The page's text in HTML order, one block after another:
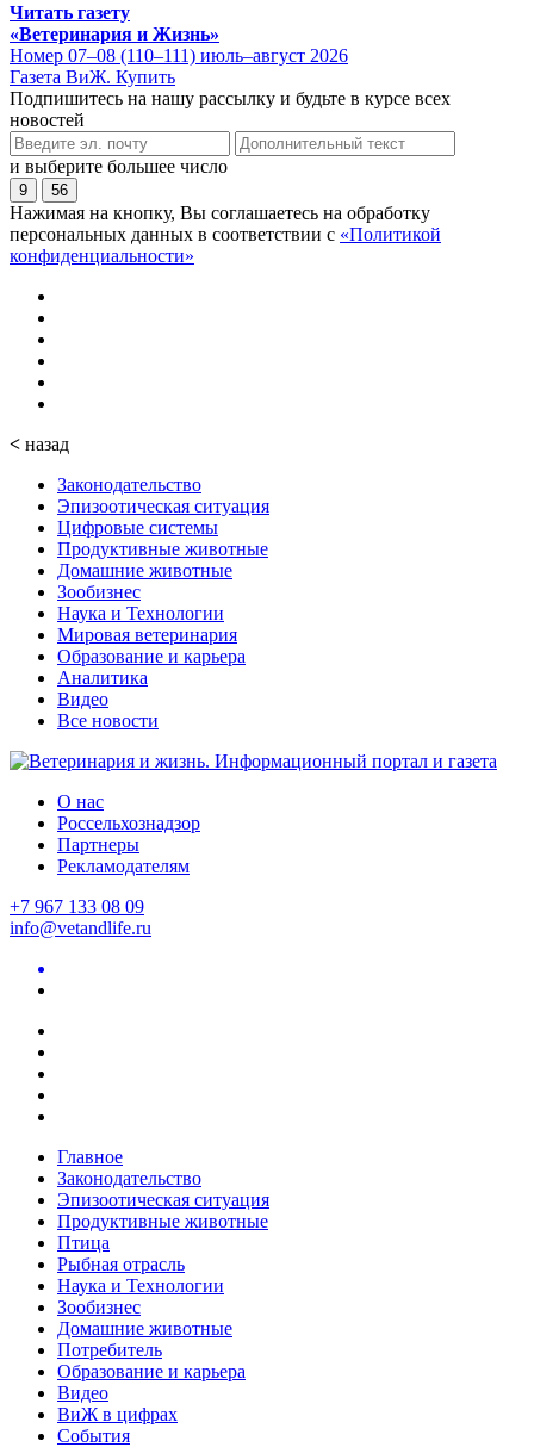
Читать газету
«Ветеринария и Жизнь»
Номер 07–08 (110–111) июль–август 2026
Газета ВиЖ. Купить
Подпишитесь на нашу рассылку и будьте в курсе всех
новостей
и выберите большее число
9 56
Нажимая на кнопку, Вы соглашаетесь на обработку
персональных данных в соответствии с «Политикой
конфиденциальности»
< назад
Законодательство
Эпизоотическая ситуация
Цифровые системы
Продуктивные животные
Домашние животные
Зообизнес
Наука и Технологии
Мировая ветеринария
Образование и карьера
Аналитика
Видео
Все новости
О нас
Россельхознадзор
Партнеры
Рекламодателям
+7 967 133 08 09
info@vetandlife.ru
Главное
Законодательство
Эпизоотическая ситуация
Продуктивные животные
Птица
Рыбная отрасль
Наука и Технологии
Зообизнес
Домашние животные
Потребитель
Образование и карьера
Видео
ВиЖ в цифрах
События